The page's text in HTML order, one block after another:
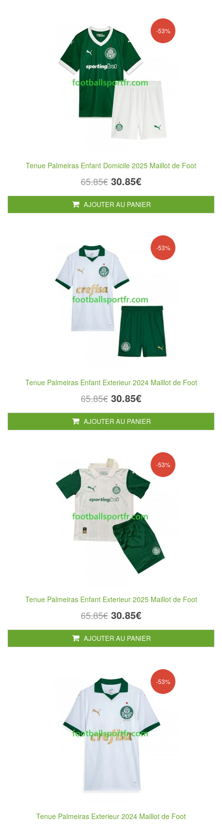
-53%
Tenue Palmeiras Enfant Domicile 2025 Maillot de Foot
65.85€ 30.85€
AJOUTER AU PANIER
-53%
Tenue Palmeiras Enfant Exterieur 2024 Maillot de Foot
65.85€ 30.85€
AJOUTER AU PANIER
-53%
Tenue Palmeiras Enfant Exterieur 2025 Maillot de Foot
65.85€ 30.85€
AJOUTER AU PANIER
-53%
Tenue Palmeiras Exterieur 2024 Maillot de Foot